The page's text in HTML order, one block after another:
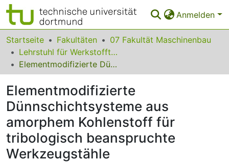
Anmelden
Bereiche & Sammlungen
Das gesamte Repositorium
FAQ
Leitlinien
Zurück zur Startseite
Startseite Fakultäten
07 Fakultät Maschinenbau
Lehrstuhl für Werkstofftechnologie
Elementmodifizierte Dünnschichtsysteme aus amorphem Kohlenstoff für tribologisch beanspruchte Werkzeugstähle
Elementmodifizierte
Dünnschichtsysteme aus
amorphem Kohlenstoff für
tribologisch beanspruchte
Werkzeugstähle